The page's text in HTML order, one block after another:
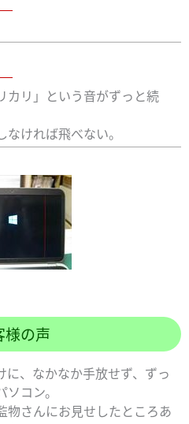
カリ」という音がずっと続
ければ飛べない。
様の声
、なかなか手放せず、ずっ
コン。
物さんにお見せしたところあ